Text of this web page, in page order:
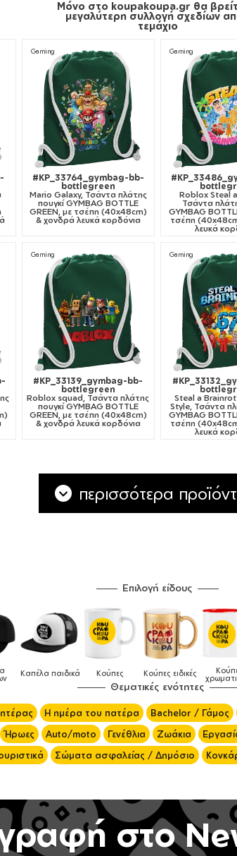
Μόνο στο koupakoupa.gr θα
μεγαλύτερη συλλογή σχεδίων
τεμάχιο
Gaming
#KP_33764_gymbag-bb-
bottlegreen
Mario Galaxy, Τσάντα πλάτης
πουγκί GYMBAG BOTTLE
GREEN, με τσέπη (40x48cm)
& χονδρά λευκά κορδόνια
Gaming
Roblox Steal
Τσάντα
GYMBAG
τσέπη
λευκά
Gaming
#KP_33139_gymbag-bb-
bottlegreen
Roblox squad, Τσάντα πλάτης
πουγκί GYMBAG BOTTLE
GREEN, με τσέπη (40x48cm)
& χονδρά λευκά κορδόνια
Gaming
Steal a
Style, Τσάντα
GYMBAG
τσέπη
λευκά
περισσότερα
Επιλογή είδους
Κούπες ειδικές Κούπες
χρωματιστές
Κούπες
μεταλλικές
Θεματικές ενότητες
Η ημέρα του πατέρα Bachelor / Γάμος
Ήρωες Auto/moto Γενέθλια Ζωάκια
Σώματα ασφαλείας / Δημόσιο
στο